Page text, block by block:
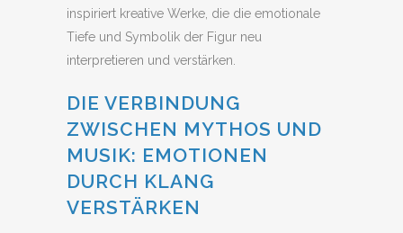
inspiriert kreative Werke, die die emotionale
Tiefe und Symbolik der Figur neu
interpretieren und verstärken.
DIE VERBINDUNG
ZWISCHEN MYTHOS UND
MUSIK: EMOTIONEN
DURCH KLANG
VERSTÄRKEN